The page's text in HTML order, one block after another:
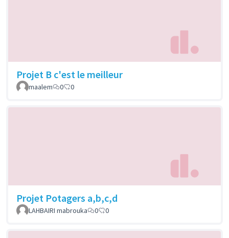
Projet B c'est le meilleur
maalem 0 0
Projet Potagers a,b,c,d
LAHBAIRI mabrouka 0 0